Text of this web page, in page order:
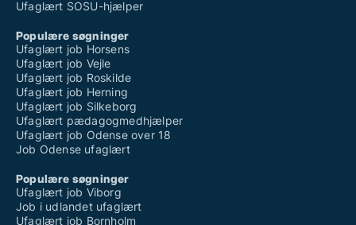
Ufaglært SOSU-hjælper
Populære søgninger
Ufaglært job Horsens
Ufaglært job Vejle
Ufaglært job Roskilde
Ufaglært job Herning
Ufaglært job Silkeborg
Ufaglært pædagogmedhjælper
Ufaglært job Odense over 18
Job Odense ufaglært
Populære søgninger
Ufaglært job Viborg
Job i udlandet ufaglært
Ufaglært job Bornholm